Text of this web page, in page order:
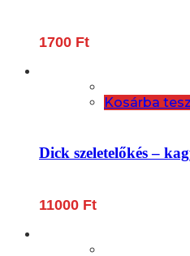
1700 Ft
Kosárba
Dick szeletelőkés –
11000 Ft